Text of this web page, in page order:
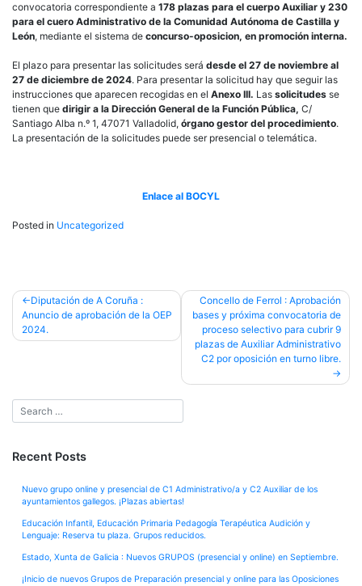
convocatoria correspondiente a 178 plazas para el cuerpo Auxiliar y 230
para el cuero Administrativo de la Comunidad Autónoma de Castilla y
León, mediante el sistema de concurso-oposicion, en promoción interna.
El plazo para presentar las solicitudes será desde el 27 de noviembre al
27 de diciembre de 2024. Para presentar la solicitud hay que seguir las
instrucciones que aparecen recogidas en el Anexo III. Las solicitudes se
tienen que dirigir a la Dirección General de la Función Pública, C/
Santiago Alba n.º 1, 47071 Valladolid, órgano gestor del procedimiento.
La presentación de la solicitudes puede ser presencial o telemática.
Enlace al BOCYL
Posted in Uncategorized
Post
navigation
Diputación de A Coruña :
Anuncio de aprobación de la OEP
2024.
Concello de Ferrol : Aprobación
bases y próxima convocatoria de
proceso selectivo para cubrir 9
plazas de Auxiliar Administrativo
C2 por oposición en turno libre.
Recent Posts
Nuevo grupo online y presencial de C1 Administrativo/a y C2 Auxiliar de los
ayuntamientos gallegos. ¡Plazas abiertas!
Educación Infantil, Educación Primaria Pedagogía Terapéutica Audición y
Lenguaje: Reserva tu plaza. Grupos reducidos.
Estado, Xunta de Galicia : Nuevos GRUPOS (presencial y online) en Septiembre.
¡Inicio de nuevos Grupos de Preparación presencial y online para las Oposiciones